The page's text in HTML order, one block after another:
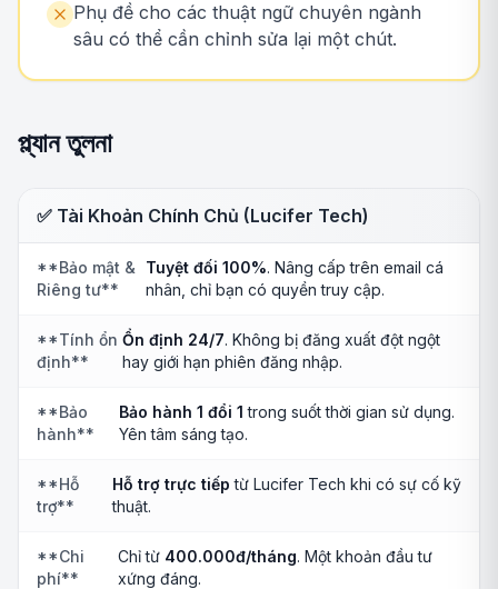
Phụ đề cho các thuật ngữ chuyên ngành
sâu có thể cần chỉnh sửa lại một chút.
প্ল্যান তুলনা
✅ Tài Khoản Chính Chủ (Lucifer Tech)
**Bảo mật &
Riêng tư**
Tuyệt đối 100%. Nâng cấp trên email cá
nhân, chỉ bạn có quyền truy cập.
**Tính ổn
định**
Ổn định 24/7. Không bị đăng xuất đột ngột
hay giới hạn phiên đăng nhập.
**Bảo
hành**
Bảo hành 1 đổi 1 trong suốt thời gian sử dụng.
Yên tâm sáng tạo.
**Hỗ
trợ**
Hỗ trợ trực tiếp từ Lucifer Tech khi có sự cố kỹ
thuật.
**Chi
phí**
Chỉ từ 400.000đ/tháng. Một khoản đầu tư
xứng đáng.